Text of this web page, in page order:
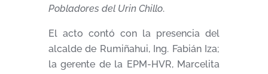
Pobladores del Urin Chillo.
El acto contó con la presencia del
alcalde de Rumiñahui, Ing. Fabián Iza;
la gerente de la EPM-HVR, Marcelita